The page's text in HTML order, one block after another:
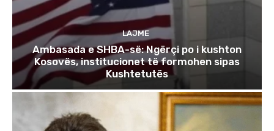
LAJME
Ambasada e SHBA-së: Ngërçi po i kushton
Kosovës, institucionet të formohen sipas
Kushtetutës